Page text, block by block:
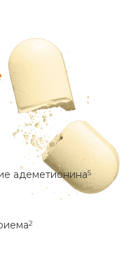
адеметионина5
2